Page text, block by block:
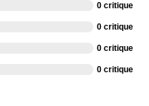
0 critique
0 critique
0 critique
0 critique